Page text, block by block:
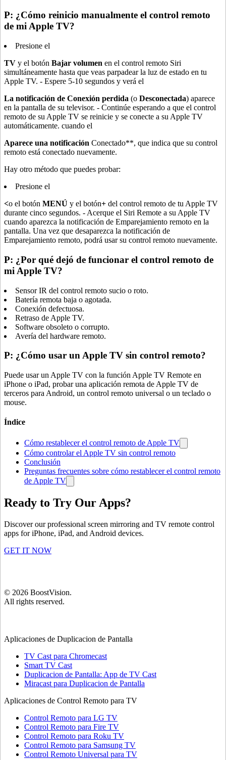
P: ¿Cómo reinicio manualmente el control remoto
de mi Apple TV?
Presione el
TV y el botón Bajar volumen en el control remoto Siri
simultáneamente hasta que veas parpadear la luz de estado en tu
Apple TV. - Espere 5-10 segundos y verá el
La notificación de Conexión perdida (o Desconectada) aparece
en la pantalla de su televisor. - Continúe esperando a que el control
remoto de su Apple TV se reinicie y se conecte a su Apple TV
automáticamente. cuando el
Aparece una notificación Conectado**, que indica que su control
remoto está conectado nuevamente.
Hay otro método que puedes probar:
Presione el
<o el botón MENÚ y el botón+ del control remoto de tu Apple TV
durante cinco segundos. - Acerque el Siri Remote a su Apple TV
cuando aparezca la notificación de Emparejamiento remoto en la
pantalla. Una vez que desaparezca la notificación de
Emparejamiento remoto, podrá usar su control remoto nuevamente.
P: ¿Por qué dejó de funcionar el control remoto de
mi Apple TV?
Sensor IR del control remoto sucio o roto.
Batería remota baja o agotada.
Conexión defectuosa.
Retraso de Apple TV.
Software obsoleto o corrupto.
Avería del hardware remoto.
P: ¿Cómo usar un Apple TV sin control remoto?
Puede usar un Apple TV con la función Apple TV Remote en
iPhone o iPad, probar una aplicación remota de Apple TV de
terceros para Android, un control remoto universal o un teclado o
mouse.
Índice
Cómo restablecer el control remoto de Apple TV
Cómo controlar el Apple TV sin control remoto
Conclusión
Preguntas frecuentes sobre cómo restablecer el control remoto
de Apple TV
Ready to Try Our Apps?
Discover our professional screen mirroring and TV remote control
apps for iPhone, iPad, and Android devices.
GET IT NOW
© 2026 BoostVision.
All rights reserved.
Aplicaciones de Duplicacion de Pantalla
TV Cast para Chromecast
Smart TV Cast
Duplicacion de Pantalla: App de TV Cast
Miracast para Duplicacion de Pantalla
Aplicaciones de Control Remoto para TV
Control Remoto para LG TV
Control Remoto para Fire TV
Control Remoto para Roku TV
Control Remoto para Samsung TV
Control Remoto Universal para TV